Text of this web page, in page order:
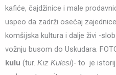
kafiće, čajdžinice i male
uspeo da zadrži osećaj
komšijska kultura i dalje živi -
vožnju busom do Uskudara.
kulu (tur. Kız Kulesi)- to je